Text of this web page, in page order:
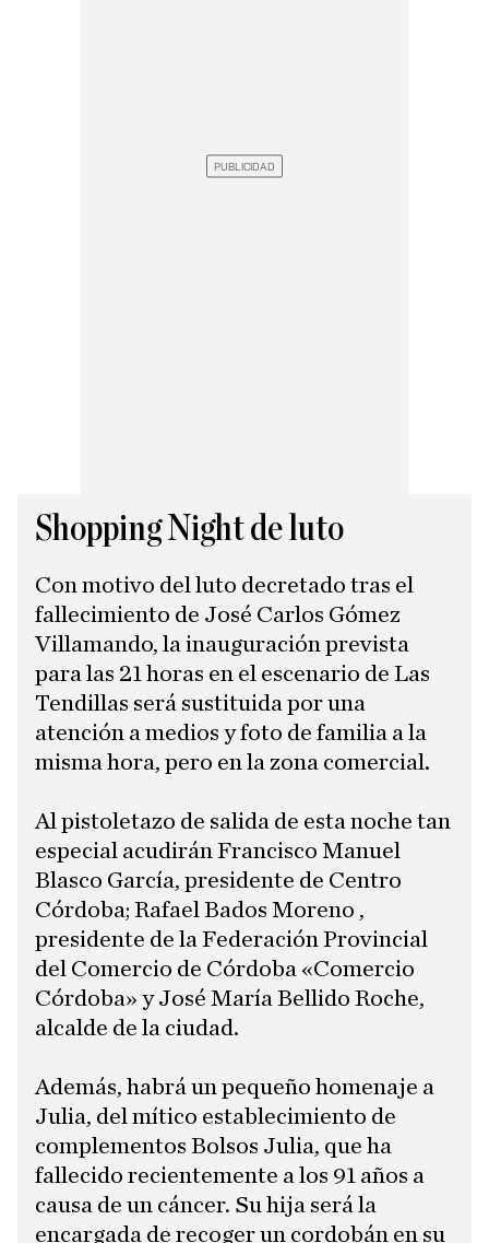
Shopping Night de luto
Con motivo del luto decretado tras el
fallecimiento de José Carlos Gómez
Villamando, la inauguración prevista
para las 21 horas en el escenario de Las
Tendillas será sustituida por una
atención a medios y foto de familia a la
misma hora, pero en la zona comercial.
Al pistoletazo de salida de esta noche tan
especial acudirán Francisco Manuel
Blasco García, presidente de Centro
Córdoba; Rafael Bados Moreno ,
presidente de la Federación Provincial
del Comercio de Córdoba «Comercio
Córdoba» y José María Bellido Roche,
alcalde de la ciudad.
Además, habrá un pequeño homenaje a
Julia, del mítico establecimiento de
complementos Bolsos Julia, que ha
fallecido recientemente a los 91 años a
causa de un cáncer. Su hija será la
encargada de recoger un cordobán en su